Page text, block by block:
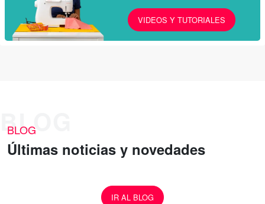
VIDEOS Y TUTORIALES
BLOG
Últimas noticias y novedades
IR AL BLOG